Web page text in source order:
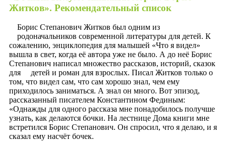
Житков». Рекомендательный список
Борис Степанович Житков был одним из
родоначальников современной литературы для детей. К
сожалению, энциклопедия для малышей «Что я видел»
вышла в свет, когда её автора уже не было. А до неё Борис
Степанович написал множество рассказов, историй, сказок
для детей и роман для взрослых. Писал Житков только о
том, что видел сам, что сам хорошо знал, чем ему
приходилось заниматься. А знал он много. Вот эпизод,
рассказанный писателем Константином Фединым:
«Однажды для одного рассказа мне понадобилось получше
узнать, как делаются бочки. На лестнице Дома книги мне
встретился Борис Степанович. Он спросил, что я делаю, и я
сказал ему насчёт бочек.